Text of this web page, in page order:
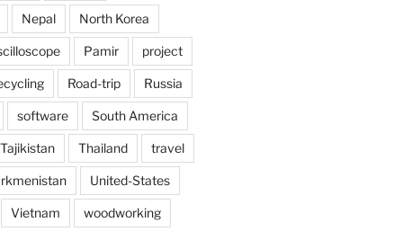
Nepal North Korea
Pamir project
Road-trip Russia
software South America
Tajikistan Thailand travel
United-States
Vietnam woodworking